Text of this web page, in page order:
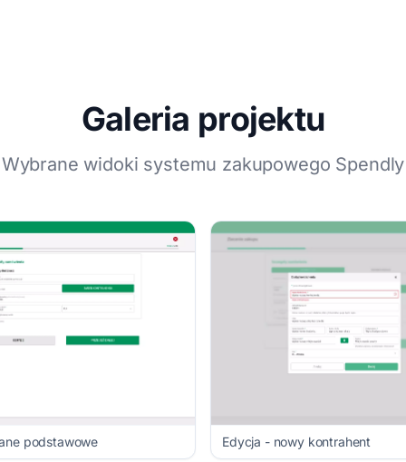
Galeria projektu
Wybrane widoki systemu zakupowego Spendly
podstawowe Edycja - nowy kontrahent